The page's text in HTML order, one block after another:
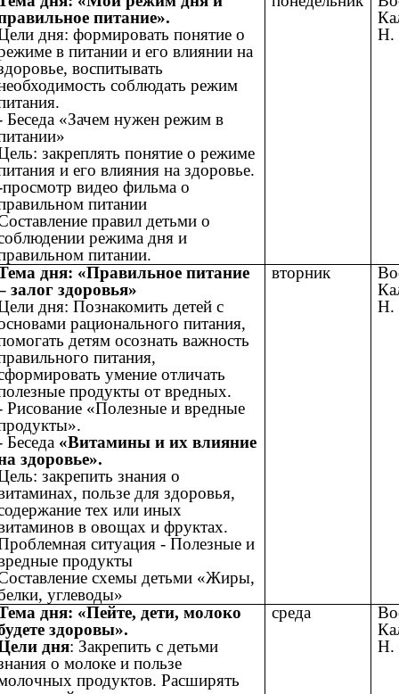
питание».
дня: формировать понятие о
в питании и его влиянии на
воспитывать
соблюдать режим
Беседа «Зачем нужен режим в
закреплять понятие о режиме
и его влияния на здоровье.
видео фильма о
питании
правил детьми о
режима дня и
питании.
Н.
дня: «Правильное питание
залог здоровья»
дня: Познакомить детей с
рационального питания,
детям осознать важность
питания,
умение отличать
продукты от вредных.
Рисование «Полезные и вредные
Беседа «Витамины и их влияние
здоровье».
закрепить знания о
пользе для здоровья,
тех или иных
в овощах и фруктах.
ситуация - Полезные и
продукты
схемы детьми «Жиры,
углеводы»
вторник
Н.
дня: «Пейте, дети, молоко
здоровы».
дня: Закрепить с детьми
о молоке и пользе
продуктов. Расширять
среда
Н.